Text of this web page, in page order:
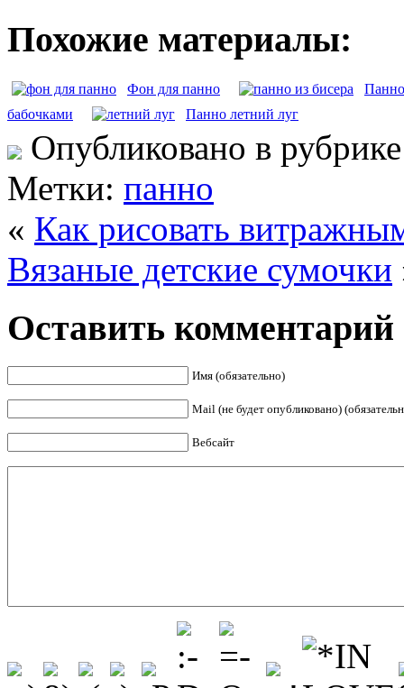
Похожие материалы:
Фон для панно
бабочками
Панно летний луг
Опубликовано в
Метки: панно
« Как рисовать
Вязаные детские сумочки
Оставить комментарий
Имя (обязательно)
Mail (не будет опубликовано)
Вебсайт